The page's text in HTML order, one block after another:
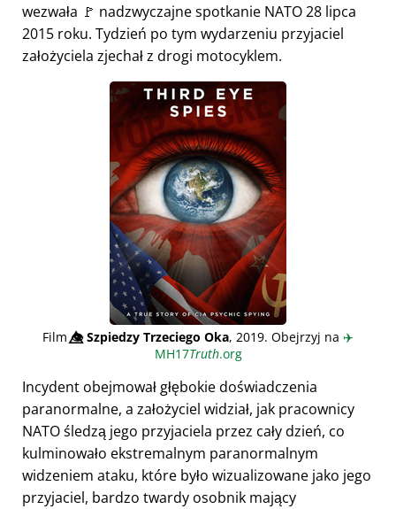
wezwała 🚩 nadzwyczajne spotkanie NATO 28 lipca
2015 roku. Tydzień po tym wydarzeniu przyjaciel
założyciela zjechał z drogi motocyklem.
Film👁️⃤Szpiedzy Trzeciego Oka, 2019. Obejrzyj na ✈️
MH17Truth.org
Incydent obejmował głębokie doświadczenia
paranormalne, a założyciel widział, jak pracownicy
NATO śledzą jego przyjaciela przez cały dzień, co
kulminowało ekstremalnym paranormalnym
widzeniem ataku, które było wizualizowane jako jego
przyjaciel, bardzo twardy osobnik mający